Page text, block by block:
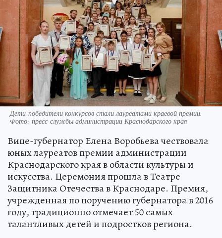
Дети-победители конкурсов стали лауреатами краевой премии.
Фото: пресс-службы администрации Краснодарского края
Вице-губернатор Елена Воробьева чествовала
юных лауреатов премии администрации
Краснодарского края в области культуры и
искусства. Церемония прошла в Театре
Защитника Отечества в Краснодаре. Премия,
учрежденная по поручению губернатора в 2016
году, традиционно отмечает 50 самых
талантливых детей и подростков региона.